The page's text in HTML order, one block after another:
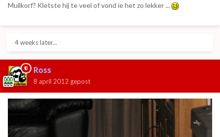
Muilkorf? Kletste hij te veel of vond ie het zo lekker ...
4 weeks later...
Ross
8 april 2012 gepost